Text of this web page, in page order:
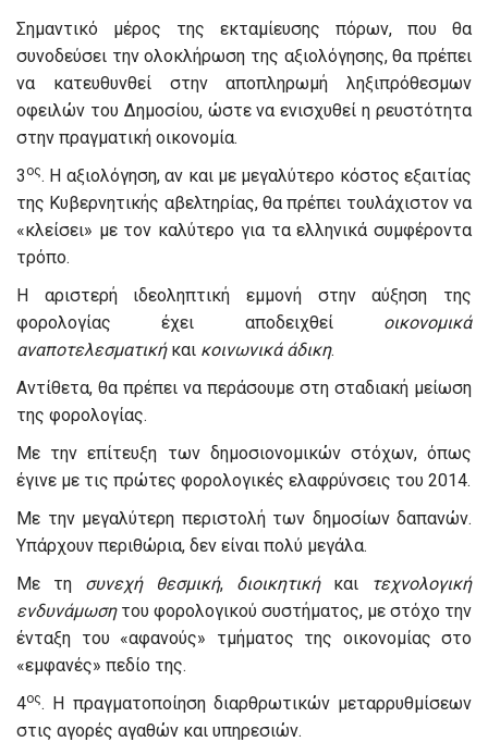
Σημαντικό μέρος της εκταμίευσης πόρων, που θα
συνοδεύσει την ολοκλήρωση της αξιολόγησης, θα πρέπει
να κατευθυνθεί στην αποπληρωμή ληξιπρόθεσμων
οφειλών του Δημοσίου, ώστε να ενισχυθεί η ρευστότητα
στην πραγματική οικονομία.
3 ος. Η αξιολόγηση, αν και με μεγαλύτερο κόστος εξαιτίας
της Κυβερνητικής αβελτηρίας, θα πρέπει τουλάχιστον να
«κλείσει» με τον καλύτερο για τα ελληνικά συμφέροντα
τρόπο.
Η αριστερή ιδεοληπτική εμμονή στην αύξηση της
φορολογίας έχει αποδειχθεί οικονομικά
αναποτελεσματικήκαι κοινωνικά άδικη.
Αντίθετα, θα πρέπει να περάσουμε στη σταδιακή μείωση
της φορολογίας.
Με την επίτευξη των δημοσιονομικών στόχων, όπως
έγινε με τις πρώτες φορολογικές ελαφρύνσεις του 2014.
Με την μεγαλύτερη περιστολή των δημοσίων δαπανών.
Υπάρχουν περιθώρια, δεν είναι πολύ μεγάλα.
Με τη συνεχή θεσμική, διοικητικήκαι
τεχνολογική
ενδυνάμωσητου φορολογικού συστήματος, με στόχο την
ένταξη του «αφανούς» τμήματος της οικονομίας στο
«εμφανές» πεδίο της.
4ος. Η πραγματοποίηση διαρθρωτικών μεταρρυθμίσεων
στις αγορές αγαθών και υπηρεσιών.